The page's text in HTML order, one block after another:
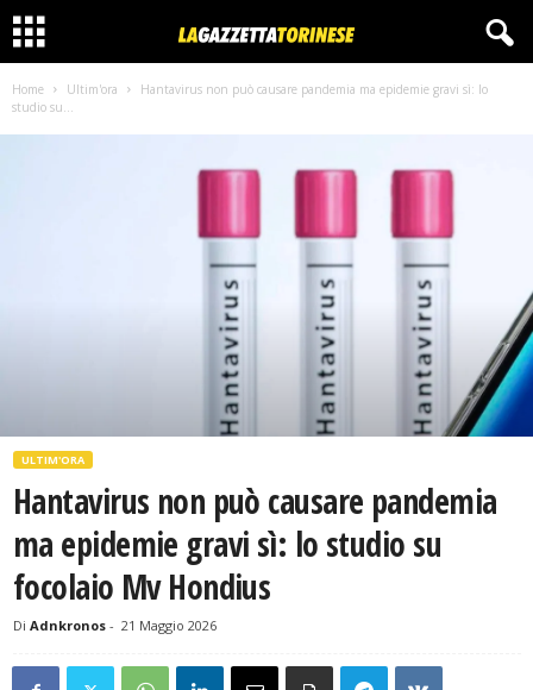
Home Ultim'ora
Hantavirus non può causare pandemia ma epidemie gravi sì: lo
studio su...
ULTIM'ORA
Hantavirus non può causare pandemia
ma epidemie gravi sì: lo studio su
focolaio Mv Hondius
Di Adnkronos - 21 Maggio 2026